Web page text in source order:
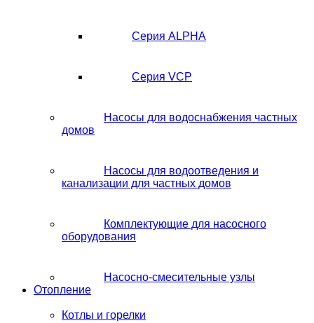
Серия ALPHA
Серия VCP
Насосы для водоснабжения частных
домов
Насосы для водоотведения и
канализации для частных домов
Комплектующие для насосного
оборудования
Насосно-смесительные узлы
Отопление
Котлы и горелки